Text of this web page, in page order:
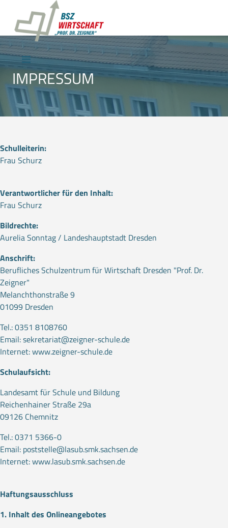
IMPRESSUM
Schulleiterin:
Frau Schurz
Verantwortlicher für den Inhalt:
Frau Schurz
Bildrechte:
Aurelia Sonntag / Landeshauptstadt Dresden
Anschrift:
Berufliches Schulzentrum für Wirtschaft Dresden "Prof. Dr.
Zeigner"
Melanchthonstraße 9
01099 Dresden
Tel.: 0351 8108760
Email:sekretariat@zeigner-schule.de
Internet:www.zeigner-schule.de
Schulaufsicht:
Landesamt für Schule und Bildung
Reichenhainer Straße 29a
09126 Chemnitz
Tel.: 0371 5366-0
Email: poststelle@lasub.smk.sachsen.de
Internet:www.lasub.smk.sachsen.de
Haftungsausschluss
1. Inhalt des Onlineangebotes